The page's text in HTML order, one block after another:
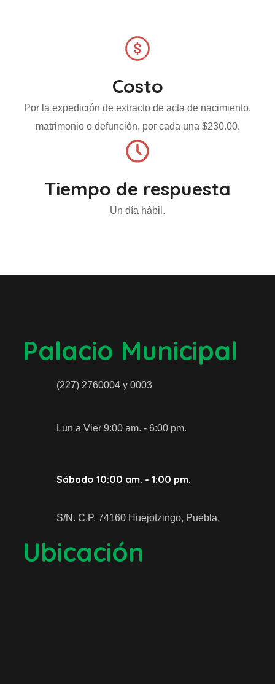
Costo
Por la expedición de extracto de acta de nacimiento,
matrimonio o defunción, por cada una $230.00.
Tiempo de respuesta
Un día hábil.
Palacio Municipal
(227) 2760004 y 0003
Lun a Vier 9:00 am. - 6:00 pm.
Sábado 10:00 am. - 1:00 pm.
S/N. C.P. 74160 Huejotzingo, Puebla.
Ubicación